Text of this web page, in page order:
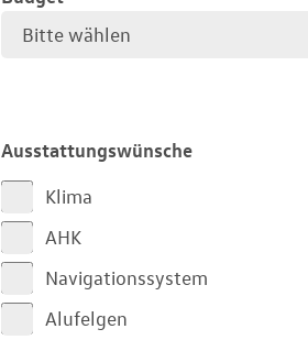
Ausstattungswünsche
Klima
AHK
Navigationssystem
Alufelgen